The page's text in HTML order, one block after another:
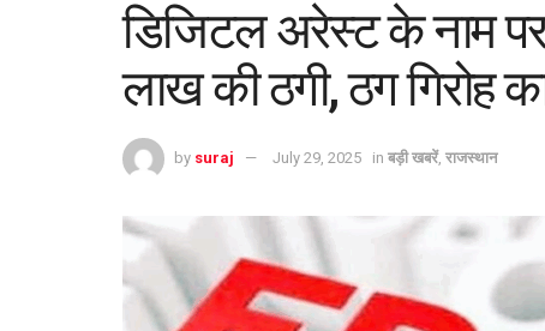
डिजिटल अरेस्ट के नाम
लाख की ठगी, ठग गिरोह
by suraj July 29, 2025 in बड़ी खबरें, राजस्थान